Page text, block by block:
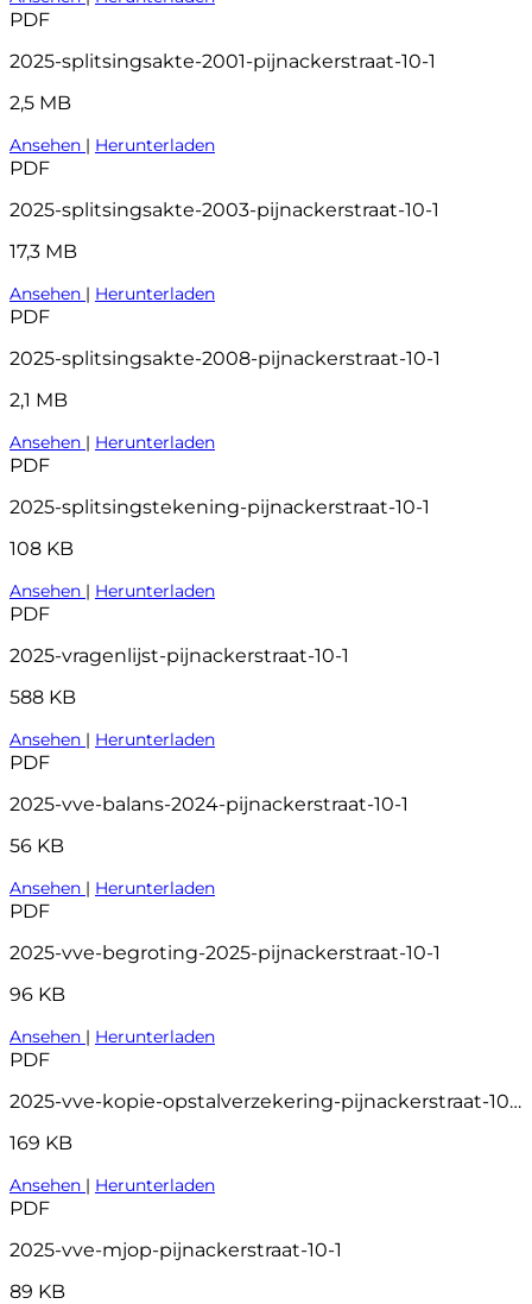
PDF
2025-splitsingsakte-2001-pijnackerstraat-10-1
2,5 MB
Ansehen | Herunterladen
PDF
2025-splitsingsakte-2003-pijnackerstraat-10-1
17,3 MB
Ansehen | Herunterladen
PDF
2025-splitsingsakte-2008-pijnackerstraat-10-1
2,1 MB
Ansehen | Herunterladen
PDF
2025-splitsingstekening-pijnackerstraat-10-1
108 KB
Ansehen | Herunterladen
PDF
2025-vragenlijst-pijnackerstraat-10-1
588 KB
Ansehen | Herunterladen
PDF
2025-vve-balans-2024-pijnackerstraat-10-1
56 KB
Ansehen | Herunterladen
PDF
2025-vve-begroting-2025-pijnackerstraat-10-1
96 KB
Ansehen | Herunterladen
PDF
2025-vve-kopie-opstalverzekering-pijnackerstraat-10-1
169 KB
Ansehen | Herunterladen
PDF
2025-vve-mjop-pijnackerstraat-10-1
89 KB